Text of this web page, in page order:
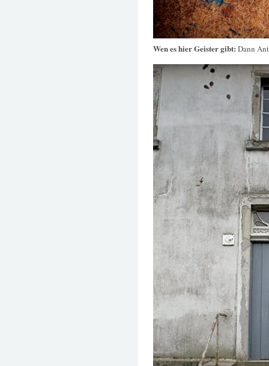
Wen es hier Geister gibt: Dann